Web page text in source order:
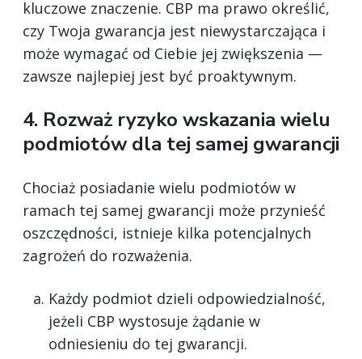
kluczowe znaczenie. CBP ma prawo określić,
czy Twoja gwarancja jest niewystarczająca i
może wymagać od Ciebie jej zwiększenia —
zawsze najlepiej jest być proaktywnym.
4. Rozważ ryzyko wskazania wielu
podmiotów dla tej samej gwarancji
Chociaż posiadanie wielu podmiotów w
ramach tej samej gwarancji może przynieść
oszczędności, istnieje kilka potencjalnych
zagrożeń do rozważenia.
Każdy podmiot dzieli odpowiedzialność,
jeżeli CBP wystosuje żądanie w
odniesieniu do tej gwarancji.